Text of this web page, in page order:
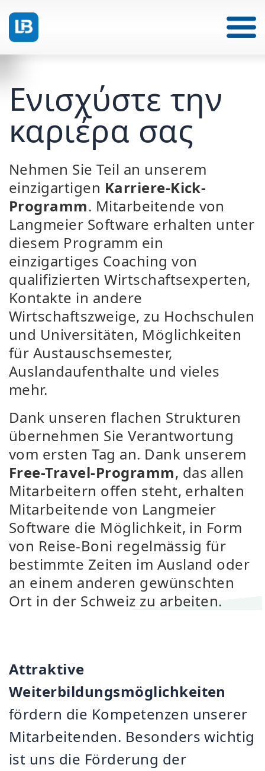
Ενισχύστε την
καριέρα σας
Nehmen Sie Teil an unserem
einzigartigen Karriere-Kick-
Programm. Mitarbeitende von
Langmeier Software erhalten unter
diesem Programm ein
einzigartiges Coaching von
qualifizierten Wirtschaftsexperten,
Kontakte in andere
Wirtschaftszweige, zu Hochschulen
und Universitäten, Möglichkeiten
für Austauschsemester,
Auslandaufenthalte und vieles
mehr.
Dank unseren flachen Strukturen
übernehmen Sie Verantwortung
vom ersten Tag an. Dank unserem
Free-Travel-Programm, das allen
Mitarbeitern offen steht, erhalten
Mitarbeitende von Langmeier
Software die Möglichkeit, in Form
von Reise-Boni regelmässig für
bestimmte Zeiten im Ausland oder
an einem anderen gewünschten
Ort in der Schweiz zu arbeiten.
Attraktive
Weiterbildungsmöglichkeiten
fördern die Kompetenzen unserer
Mitarbeitenden. Besonders wichtig
ist uns die Förderung der